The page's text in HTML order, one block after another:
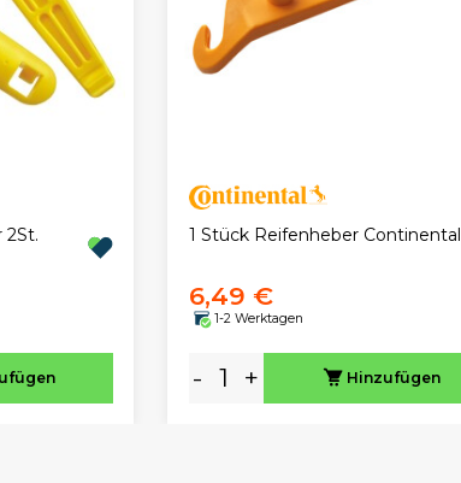
2St. 1 Stück Reifenheber Continental
6,49 €
1-2 Werktagen
- + Hinzufügen